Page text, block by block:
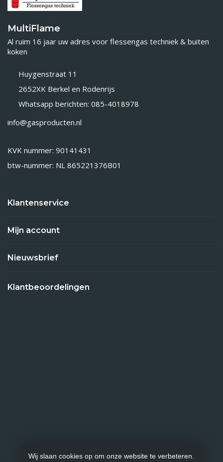
MultiFlame
Al ruim 16 jaar uw adres voor flessengas techniek & buiten
koken
Huygenstraat 11
2652XK Berkel en Rodenrijs
Whatsapp berichten: 085-4018978
info@gasproducten.nl
KVK nummer: 90141431
btw-nummer: NL 865221376B01
Klantenservice
Mijn account
Nieuwsbrief
Klantbeoordelingen
Wij slaan cookies op om onze website te verbeteren.